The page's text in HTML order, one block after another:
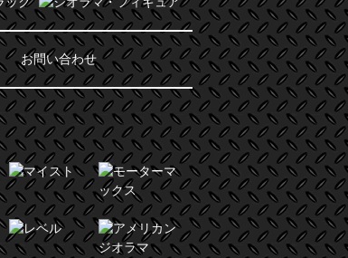
お問い合わせ